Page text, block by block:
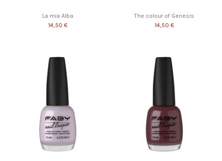
La mia Alba
14,50 €
The colour of Genesis
14,50 €